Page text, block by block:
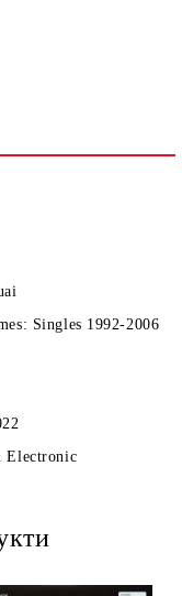
Singles 1992-2006
Electronic